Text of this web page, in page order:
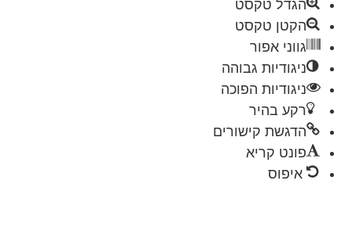
הגדל טקסט
הקטן טקסט
גווני אפור
ניגודיות גבוהה
ניגודיות הפוכה
רקע בהיר
הדגשת קישורים
פונט קריא
איפוס